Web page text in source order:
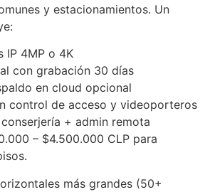
y estacionamientos. Un
IP 4MP o 4K
con grabación 30 días
en cloud opcional
control de acceso y videoporteros
+ admin remota
– $4.500.000 CLP para
más grandes (50+